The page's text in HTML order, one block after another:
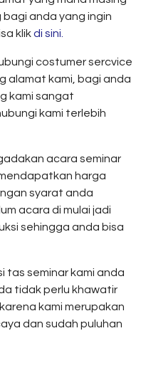
anda yang ingin
klikdi sini.
costumer sercvice
alamat kami, bagi anda
kami sangat
kami terlebih
acara seminar
harga
syarat anda
acara di mulai jadi
sehingga anda bisa
tas seminar kami anda
tidak perlu khawatir
kami merupakan
dan sudah puluhan